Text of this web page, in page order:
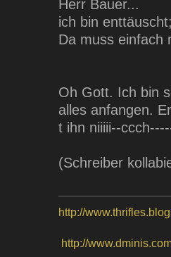
Herr Bauer...
ich bin
Da muss einfach
Oh Gott. Ich bin
alles anfangen.
t ihn niiiii--
(Schreiber
http://
http://